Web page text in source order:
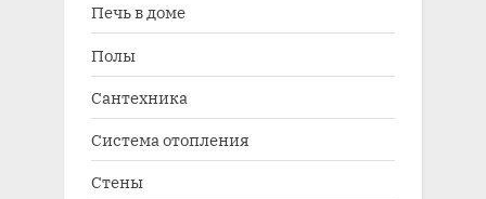
Печь в доме
Полы
Сантехника
Система отопления
Стены